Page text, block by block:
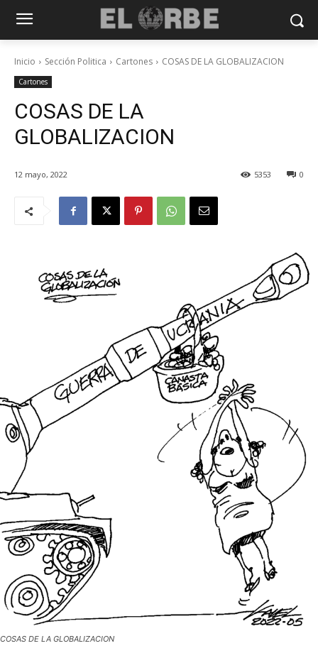
Inicio Sección Politica Cartones COSAS DE LA GLOBALIZACION
Cartones
COSAS DE LA
GLOBALIZACION
12 mayo, 2022 0
5353
COSAS DE LA GLOBALIZACION